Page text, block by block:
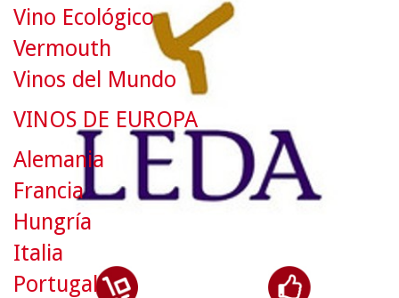
Vino Ecológico
Vermouth
Vinos del Mundo
VINOS DE EUROPA
Alemania
Francia
Hungría
Italia
Portugal